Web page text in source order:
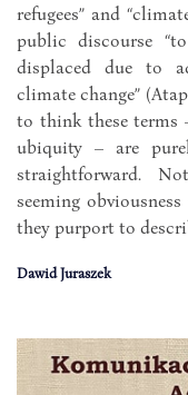
refugees” and
public discourse
displaced due to
climate change”
to think these terms
ubiquity – are
straightforward.
seeming
they purport to
Dawid Juraszek